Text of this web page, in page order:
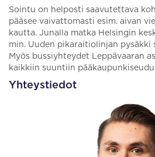
Sointu on helposti saavutettava
pääsee vaivattomasti esim. aivan
kautta. Junalla matka Helsingin
min. Uuden pikaraitiolinjan pysäkki
Myös bussiyhteydet Leppävaaran
kaikkiin suuntiin
Yhteystiedot